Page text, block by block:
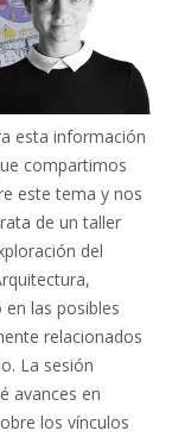
esta información
compartimos
este tema y nos
de un taller
del
las posibles
relacionados
La sesión
avances en
los vínculos